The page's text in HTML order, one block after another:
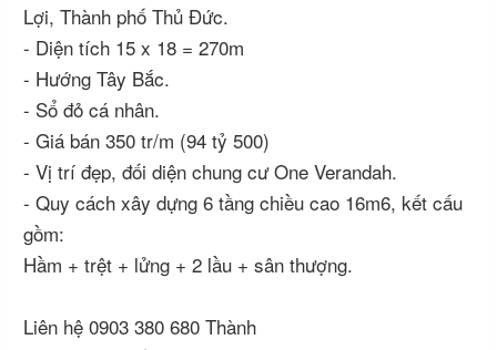
Lợi, Thành phố Thủ Đức.
- Diện tích 15 x 18 = 270m
- Hướng Tây Bắc.
- Sổ đỏ cá nhân.
- Giá bán 350 tr/m (94 tỷ 500)
- Vị trí đẹp, đối diện chung cư One Verandah.
- Quy cách xây dựng 6 tầng chiều cao 16m6, kết cấu
gồm:
Hầm + trệt + lửng + 2 lầu + sân thượng.
Liên hệ 0903 380 680 Thành